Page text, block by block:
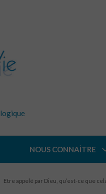
NOUS CONNAÎTRE
Etre appelé par Dieu, qu’est-ce que